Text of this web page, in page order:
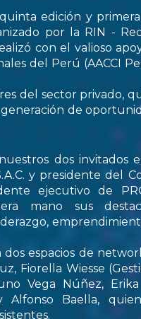
edición y
por la RIN -
con el valioso
del Perú (AACCI
del sector privado,
de
dos invitados
y presidente del
ejecutivo de
mano sus
dos espacios de
Fiorella Wiesse
Vega Núñez,
Baella,